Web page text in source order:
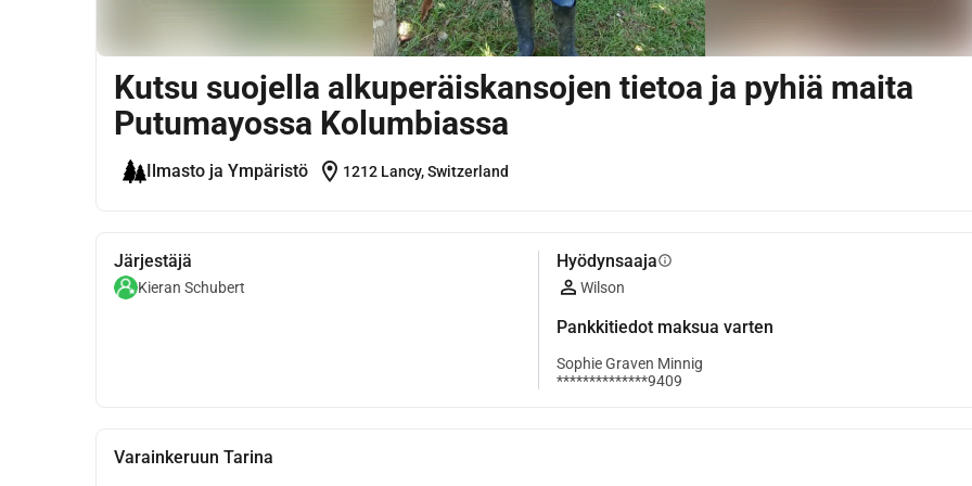
Kutsu suojella alkuperäiskansojen tietoa ja pyhiä maita
Putumayossa Kolumbiassa
Ilmasto ja Ympäristö location_on 1212 Lancy, Switzerland
Järjestäjä
Kieran Schubert
Hyödynsaajainfo
Wilson
Pankkitiedot maksua varten
Sophie Graven Minnig
**************9409
Varainkeruun Tarina